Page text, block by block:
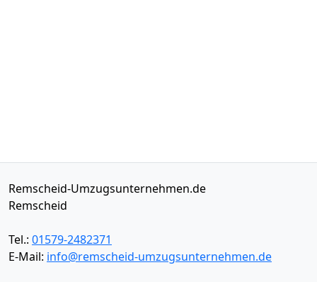
Remscheid-Umzugsunternehmen.de
Remscheid
Tel.: 01579-2482371
E-Mail: info@remscheid-umzugsunternehmen.de